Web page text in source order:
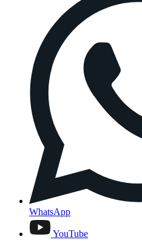
WhatsApp
YouTube